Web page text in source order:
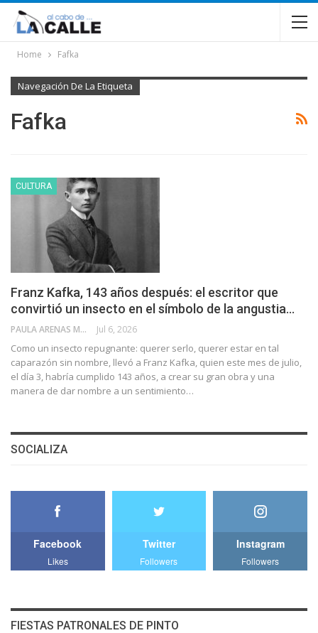
Home Fafka
Navegación De La Etiqueta
Fafka
CULTURA
Franz Kafka, 143 años después: el escritor que
convirtió un insecto en el símbolo de la angustia…
PAULA ARENAS MARTÍN ABRIL Jul 6, 2026
Como un insecto repugnante: querer serlo, querer estar en tal
caparazón sin nombre, llevó a Franz Kafka, quien este mes de julio,
el día 3, habría cumplido 143 años, a crear su gran obra y una
manera de dar nombre a un sentimiento…
SOCIALIZA
Facebook
Likes
Twitter
Followers
Instagram
Followers
FIESTAS PATRONALES DE PINTO